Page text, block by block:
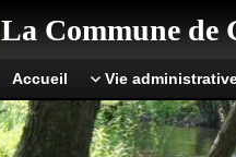
La Commune de
Accueil Vie